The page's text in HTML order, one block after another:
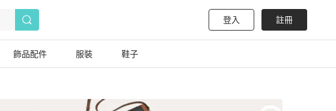
登入 註冊
飾品配件 服裝 鞋子